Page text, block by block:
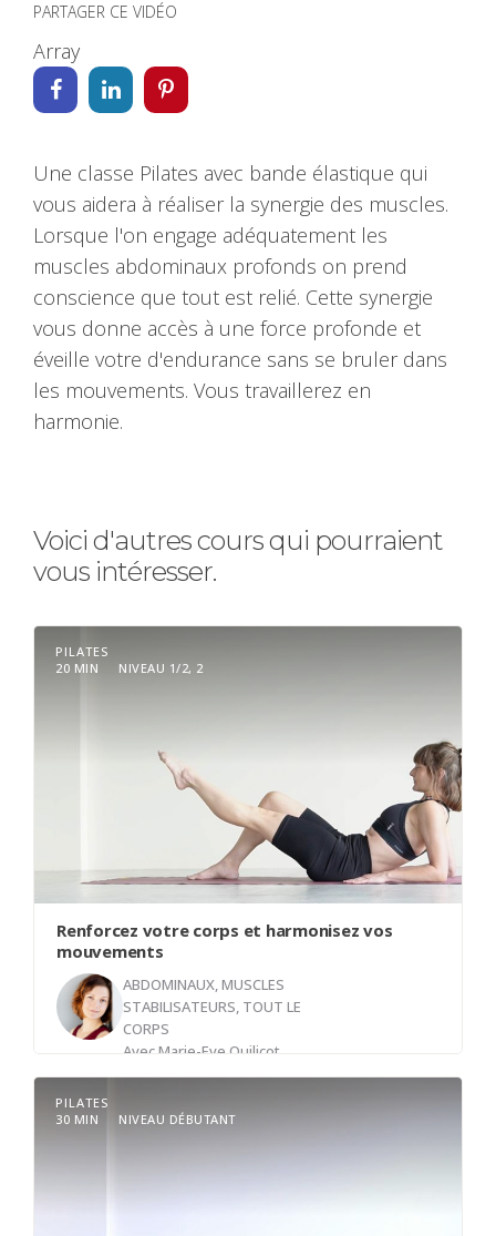
PARTAGER CE VIDÉO
Array
Une classe Pilates avec bande élastique qui
vous aidera à réaliser la synergie des muscles.
Lorsque l'on engage adéquatement les
muscles abdominaux profonds on prend
conscience que tout est relié. Cette synergie
vous donne accès à une force profonde et
éveille votre d'endurance sans se bruler dans
les mouvements. Vous travaillerez en
harmonie.
Voici d'autres cours qui pourraient
vous intéresser.
PILATES
20 MIN
NIVEAU 1/2, 2
Renforcez votre corps et harmonisez vos
mouvements
ABDOMINAUX, MUSCLES
STABILISATEURS, TOUT LE
CORPS
AvecMarie-Eve Quilicot
PILATES
30 MIN
NIVEAU DÉBUTANT